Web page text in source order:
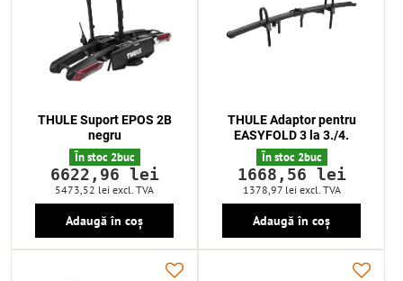
THULE Suport EPOS 2B
negru
În stoc 2buc
6622,96 lei
5473,52 lei excl. TVA
Adaugă în coș
THULE Adaptor pentru
EASYFOLD 3 la 3./4.
În stoc 2buc
1668,56 lei
1378,97 lei excl. TVA
Adaugă în coș